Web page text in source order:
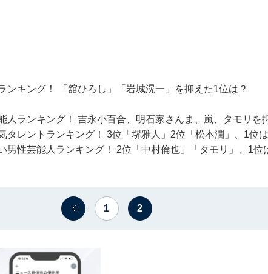
ンキング！ 「舘ひろし」「岩城滉一」を抑えた1位は？
人ランキング！ 吉永小百合、明石家さんま、嵐、タモリを
タレントランキング！ 3位「堺雅人」2位「松本潤」、1位は
男性芸能人ランキング！ 2位「中村倫也」「タモリ」、1位
1 2